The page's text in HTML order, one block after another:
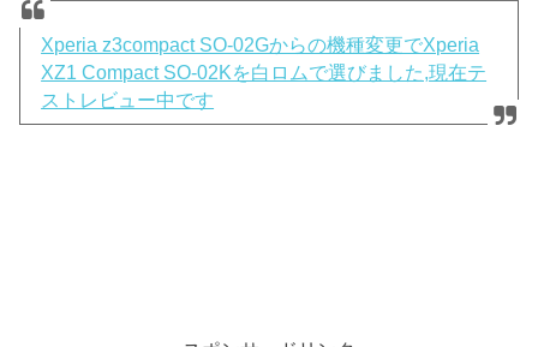
Xperia z3compact SO-02Gからの機種変更でXperia
XZ1 Compact SO-02Kを白ロムで選びました,現在テ
ストレビュー中です